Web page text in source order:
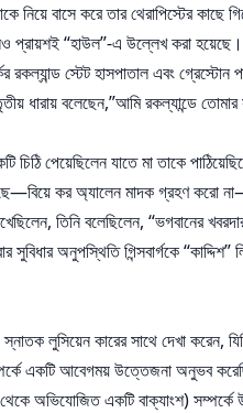
বাসে করে তার থেরাপিস্টের কাছে
প্রায়শই “হাউল”-এ উল্লেখ করা
রকল্যান্ড স্টেট হাসপাতাল এবং
ধারায় বলেছেন,”আমি রকল্যান্ডে
চিঠি পেয়েছিলেন যাতে মা তাকে
কর অ্যালেন মাদক গ্রহণ করো
তিনি বলেছিলেন,
অনুপস্থিতি গিন্সবার্গকে
স্নাতক লুসিয়েন কারের সাথে দেখা
একটি আবেগময় উত্তেজনা অনুভব
অভিযোজিত একটি বাক্যাংশ) সম্পর্কে